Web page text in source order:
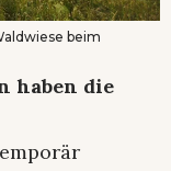
beim
haben die